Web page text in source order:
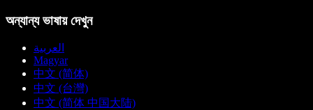
অন্যান্য ভাষায় দেখুন
العربية
Magyar
中文 (简体)
中文 (台灣)
中文 (简体 中国大陆)